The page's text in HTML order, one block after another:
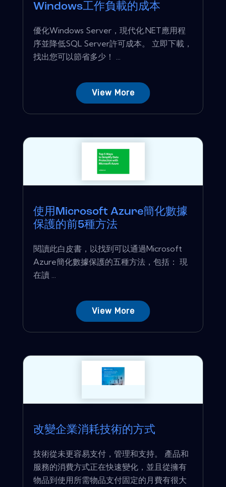
Windows工作負載的成本
優化Windows Server，現代化.NET應用程
序並降低SQL Server許​​可成本。 立即下載，
找出您可以節省多少！ ...
View More
使用Microsoft Azure簡化數據
保護的前5種方法
閱讀此白皮書，以找到可以通過Microsoft
Azure簡化數據保護的五種方法，包括： 現
在讀 ...
View More
改變企業消耗技術的方式
技術從未更容易支付，管理和支持。 產品和
服務的消費方式正在快速變化，並且從擁有
物品到使用所需物品支付固定的月費有很大